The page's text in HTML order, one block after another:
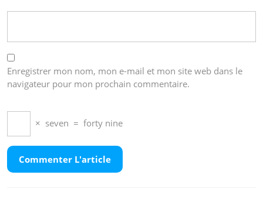
Enregistrer mon nom, mon e-mail et mon site web dans le
navigateur pour mon prochain commentaire.
× seven = forty nine